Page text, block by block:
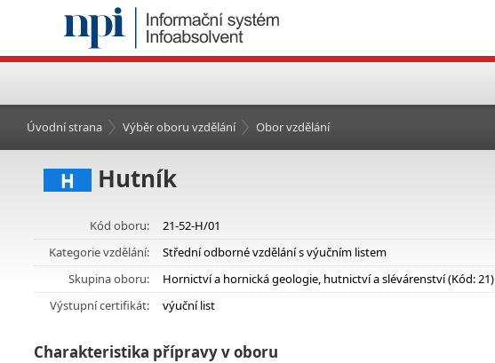
Úvodní strana Výběr oboru vzdělání Obor vzdělání
H Hutník
Kód oboru:
21-52-H/01
Kategorie vzdělání:
Střední odborné vzdělání s výučním listem
Skupina oboru:
Hornictví a hornická geologie, hutnictví a slévárenství (Kód: 21)
Výstupní certifikát:
výuční list
Charakteristika přípravy v oboru